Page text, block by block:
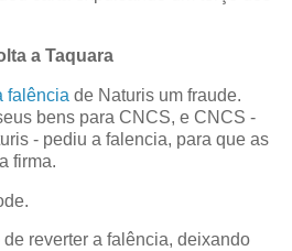
a Taquara
falência de Naturis um fraude.
bens para CNCS, e CNCS -
- pediu a falencia, para que as
firma.
reverter a falência, deixando